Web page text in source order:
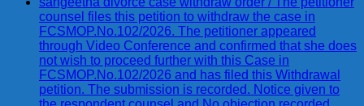
counsel files this petition to withdraw the case in
FCSMOP.No.102/2026. The petitioner appeared
through Video Conference and confirmed that she does
not wish to proceed further with this Case in
FCSMOP.No.102/2026 and has filed this Withdrawal
petition. The submission is recorded. Notice given to